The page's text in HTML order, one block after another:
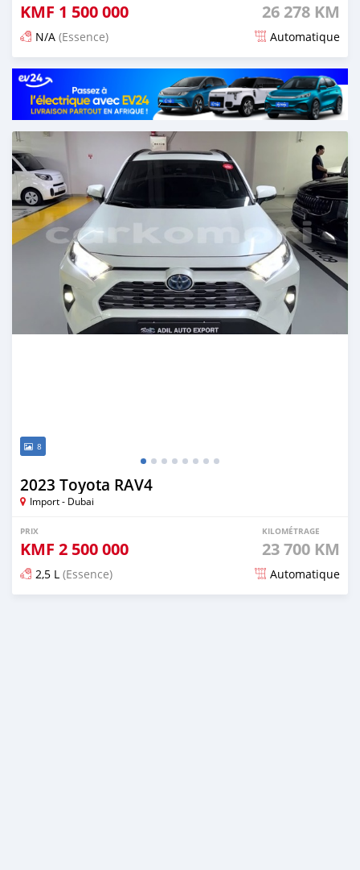
KMF 1 500 000 26 278 KM
N/A (Essence) Automatique
Publié il y a 8 jours
8
2023 Toyota RAV4
Import - Dubai
PRIX
KMF 2 500 000
KILOMÉTRAGE
23 700 KM
2,5 L (Essence) Automatique